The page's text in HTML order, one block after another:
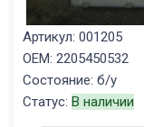
Артикул: 001205
OEM: 2205450532
Состояние: б/у
Статус: В наличии